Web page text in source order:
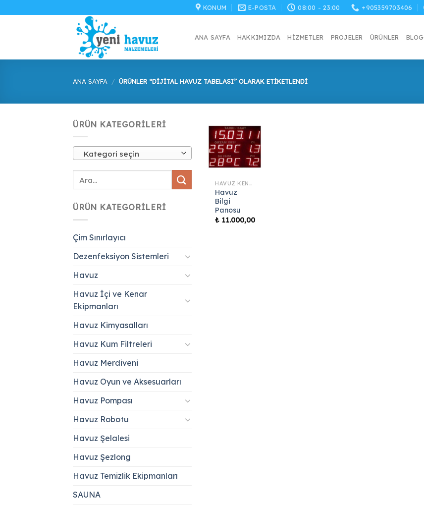
atla
KONUM E-POSTA 08:00 - 23:00 +905359703406
ANA SAYFA HAKKIMIZDA HIZMETLER PROJELER ÜRÜNLER BLOG
ANA SAYFA / ÜRÜNLER “DIJITAL HAVUZ TABELASI” OLARAK ETIKETLENDI
ÜRÜN KATEGORILERI
Kategori seçin
ÜRÜN KATEGORILERI
Çim Sınırlayıcı
Dezenfeksiyon Sistemleri
Havuz
Havuz İçi ve Kenar
Ekipmanları
Havuz Kimyasalları
Havuz Kum Filtreleri
Havuz Merdiveni
Havuz Oyun ve Aksesuarları
Havuz Pompası
Havuz Robotu
Havuz Şelalesi
Havuz Şezlong
Havuz Temizlik Ekipmanları
SAUNA
HAVUZ KENAR EKIPMANLARI
Havuz
Bilgi
Panosu
₺ 11.000,00